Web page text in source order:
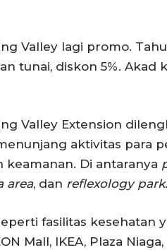
Valley lagi promo.
tunai, diskon 5%. Akad
Valley Extension
aktivitas para
keamanan. Di antaranya
area, dan reflexology park.
fasilitas kesehatan
Mall, IKEA, Plaza